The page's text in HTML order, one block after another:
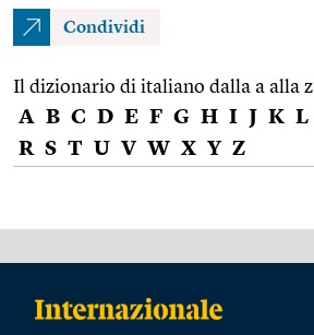
Condividi
Il dizionario di italiano dalla a alla z
A B C D E F G H I J K L
R S T U V W X Y Z